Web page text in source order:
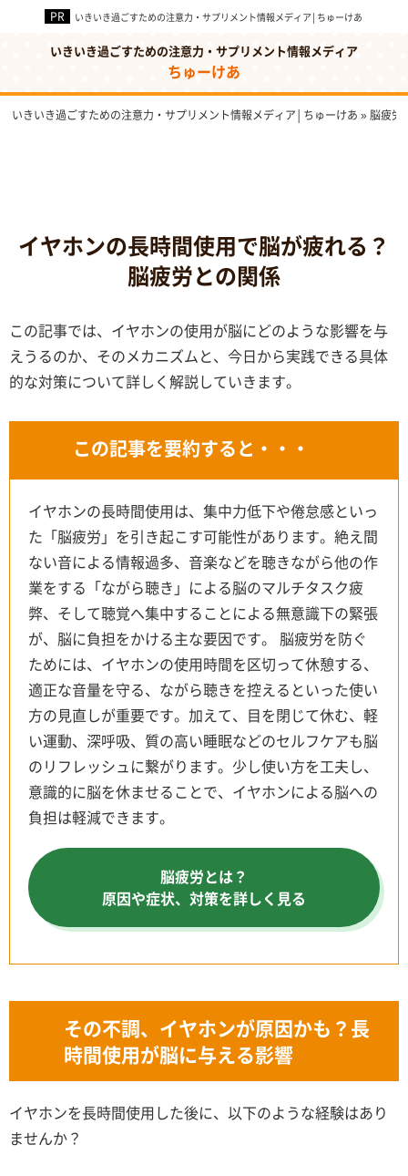
いきいき過ごすための注意力・サプリメント情報メディア│ちゅーけあ
いきいき過ごすための注意力・サプリメント情報メディア
ちゅーけあ
いきいき過ごすための注意力・サプリメント情報メディア│ちゅーけあ »脳疲労
イヤホンの長時間使用で脳が疲れる？
脳疲労との関係
この記事では、イヤホンの使用が脳にどのような影響を与
えうるのか、そのメカニズムと、今日から実践できる具体
的な対策について詳しく解説していきます。
この記事を要約すると・・・
イヤホンの長時間使用は、集中力低下や倦怠感といっ
た「脳疲労」を引き起こす可能性があります。絶え間
ない音による情報過多、音楽などを聴きながら他の作
業をする「ながら聴き」による脳のマルチタスク疲
弊、そして聴覚へ集中することによる無意識下の緊張
が、脳に負担をかける主な要因です。 脳疲労を防ぐ
ためには、イヤホンの使用時間を区切って休憩する、
適正な音量を守る、ながら聴きを控えるといった使い
方の見直しが重要です。加えて、目を閉じて休む、軽
い運動、深呼吸、質の高い睡眠などのセルフケアも脳
のリフレッシュに繋がります。少し使い方を工夫し、
意識的に脳を休ませることで、イヤホンによる脳への
負担は軽減できます。
脳疲労とは？
原因や症状、対策を詳しく見る
その不調、イヤホンが原因かも？長
時間使用が脳に与える影響
イヤホンを長時間使用した後に、以下のような経験はあり
ませんか？